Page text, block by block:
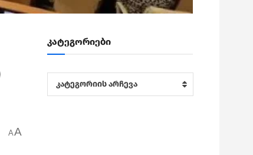
AA
კატეგორიები
კატეგორიები
კატეგორიის არჩევა